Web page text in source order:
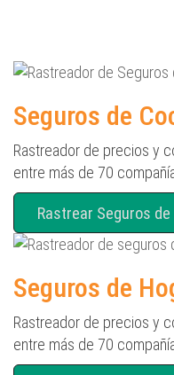
Seguros de
Rastreador de precios y
entre más de 70
Rastrear Seguros de
Seguros de
Rastreador de precios y
entre más de 70